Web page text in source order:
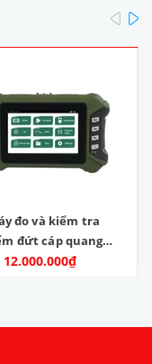
đo và kiểm tra
đứt cáp quang
12.000.000₫